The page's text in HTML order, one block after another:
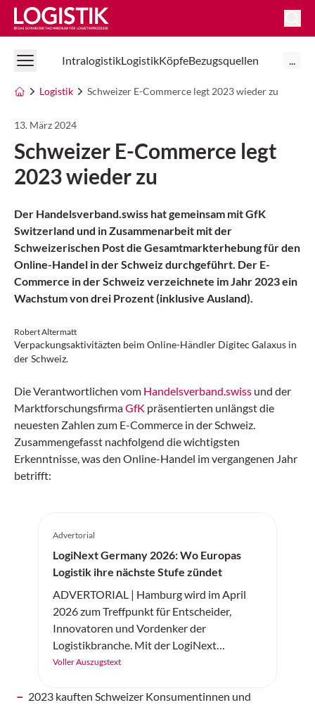
Logistik Online
IntralogistikLogistikKöpfeBezugsquellen ...
Logistik Schweizer E-Commerce legt 2023 wieder zu
13. März 2024
Schweizer E-Commerce legt
2023 wieder zu
Der Handelsverband.swiss hat gemeinsam mit GfK
Switzerland und in Zusammenarbeit mit der
Schweizerischen Post die Gesamtmarkterhebung für den
Online-Handel in der Schweiz durchgeführt. Der E-
Commerce in der Schweiz verzeichnete im Jahr 2023 ein
Wachstum von drei Prozent (inklusive Ausland).
Robert Altermatt
Verpackungsaktivitäzten beim Online-Händler Digitec Galaxus in
der Schweiz.
Die Verantwortlichen vom Handelsverband.swiss und der
MarktforschungsfirmaGfK präsentierten unlängst die
neuesten Zahlen zum E-Commerce in der Schweiz.
Zusammengefasst nachfolgend die wichtigsten
Erkenntnisse, was den Online-Handel im vergangenen Jahr
betrifft:
Advertorial
LogiNext Germany 2026: Wo Europas
Logistik ihre nächste Stufe zündet
ADVERTORIAL | Hamburg wird im April
2026 zum Treffpunkt für Entscheider,
Innovatoren und Vordenker der
Logistikbranche. Mit der LogiNext
Germany feiert am 14. und 15. April 2026
ihre Premiere – und setzt genau dort an, wo
Voller Auszugstext
2023 kauften Schweizer Konsumentinnen und